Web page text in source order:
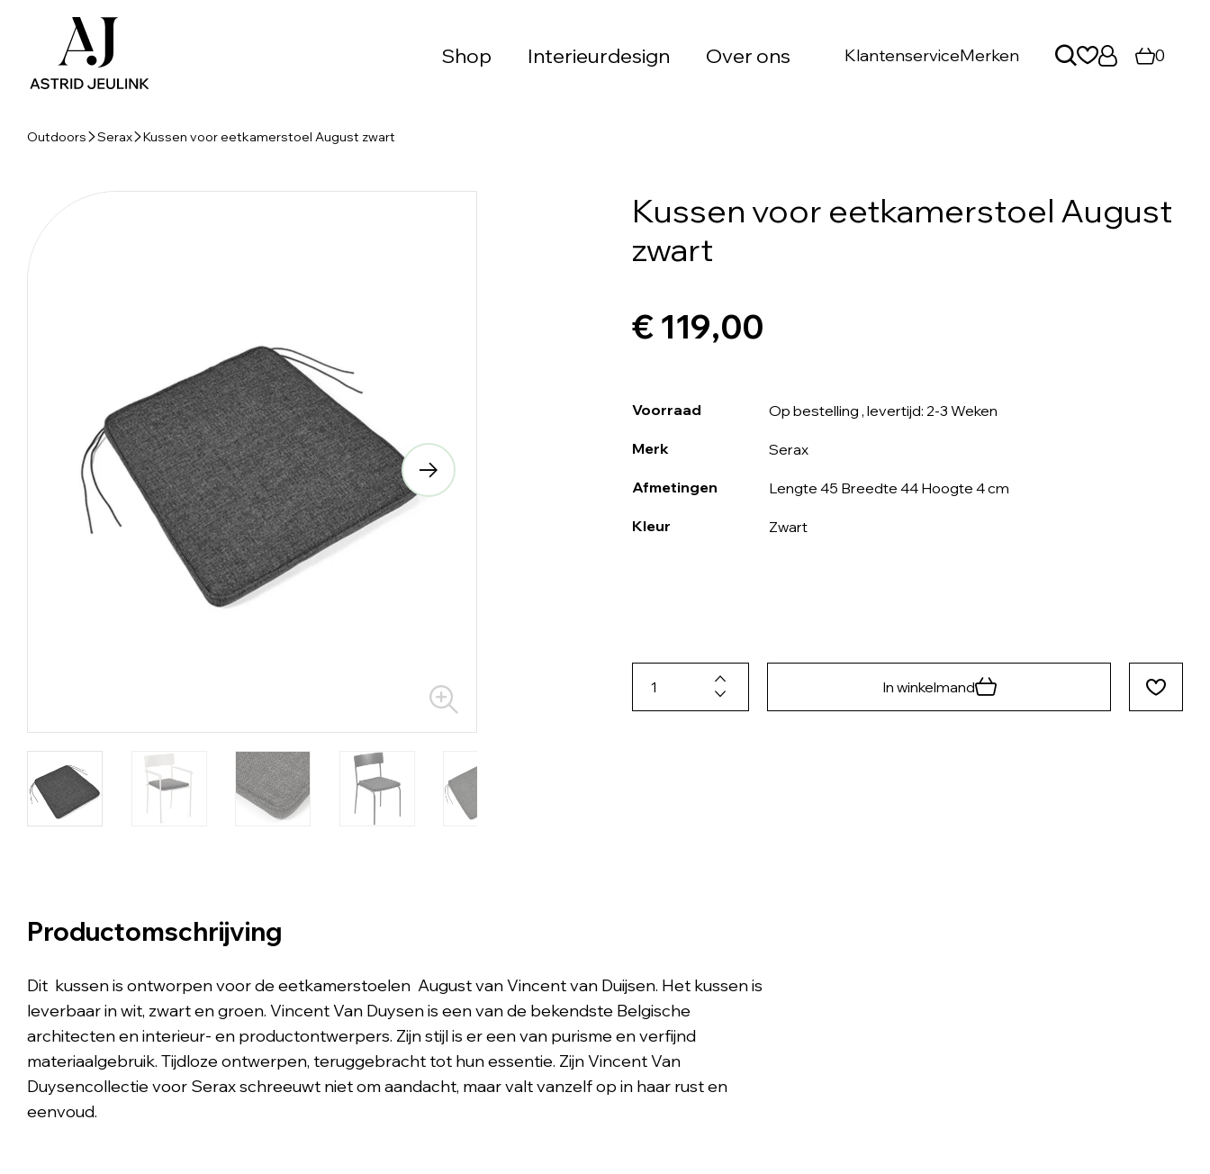
Shop Interieurdesign Over ons KlantenserviceMerken 0
Outdoors Serax Kussen voor eetkamerstoel August zwart
Kussen voor eetkamerstoel August
zwart
€ 119,00
Voorraad Op bestelling , levertijd: 2-3 Weken
Merk Serax
Afmetingen Lengte 45 Breedte 44 Hoogte 4 cm
Kleur Zwart
In winkelmand
Productomschrijving
Dit kussen is ontworpen voor de eetkamerstoelen August van Vincent van Duijsen. Het kussen is
leverbaar in wit, zwart en groen. Vincent Van Duysen is een van de bekendste Belgische
architecten en interieur- en productontwerpers. Zijn stijl is er een van purisme en verfijnd
materiaalgebruik. Tijdloze ontwerpen, teruggebracht tot hun essentie. Zijn Vincent Van
Duysencollectie voor Serax schreeuwt niet om aandacht, maar valt vanzelf op in haar rust en
eenvoud.